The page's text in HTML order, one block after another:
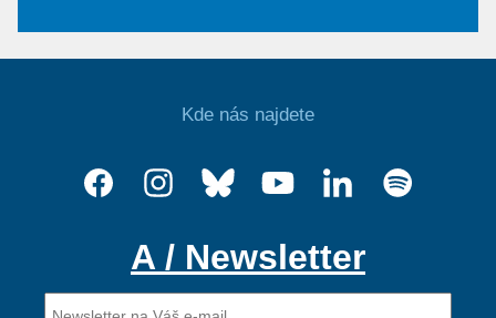
Kde nás najdete
A / Newsletter